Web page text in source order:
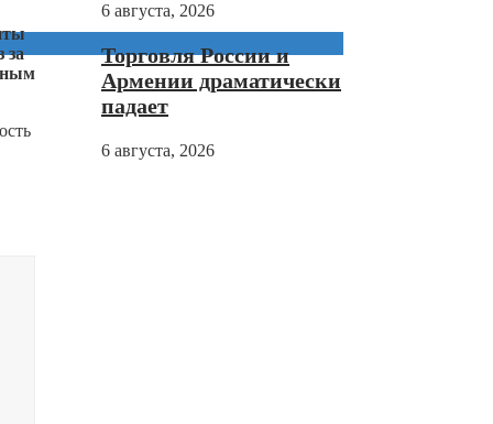
за
6 августа, 2026
Торговля России и
Армении драматически
падает
6 августа, 2026